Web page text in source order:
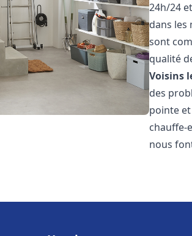
24h/24
dans
sont
qualité
Voisins
des
pointe
chauffe-
nous